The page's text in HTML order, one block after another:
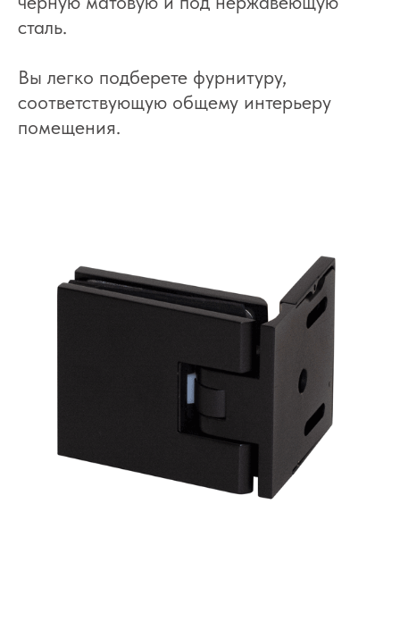
сталь.
Вы легко подберете фурнитуру,
соответствующую общему интерьеру
помещения.